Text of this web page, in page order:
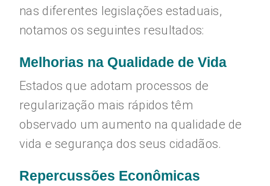
nas diferentes legislações estaduais,
notamos os seguintes resultados:
Melhorias na Qualidade de Vida
Estados que adotam processos de
regularização mais rápidos têm
observado um aumento na qualidade de
vida e segurança dos seus cidadãos.
Repercussões Econômicas